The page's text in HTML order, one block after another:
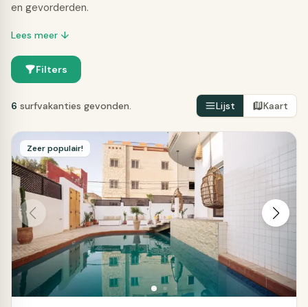
en gevorderden.
Lees meer ↓
Filters
6 surfvakanties gevonden. Lijst Kaart
Zeer populair!